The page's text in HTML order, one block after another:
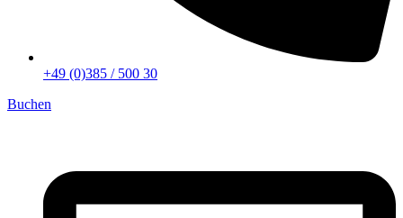
+49 (0)385 / 500 30
Buchen